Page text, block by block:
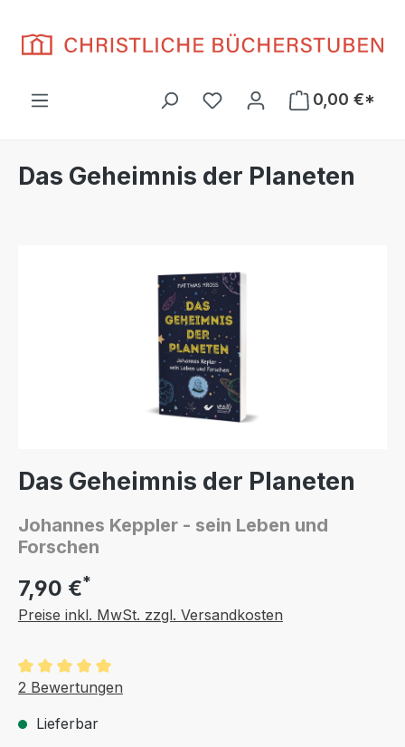
Du hast 0 Produkte auf
0,00 €*
Das Geheimnis der Planeten
Das Geheimnis der Planeten
Johannes Keppler - sein Leben und
Forschen
7,90 €*
Preise inkl. MwSt. zzgl. Versandkosten
Durchschnittliche Bewertung von 5 von 5 Sternen
2 Bewertungen
Lieferbar